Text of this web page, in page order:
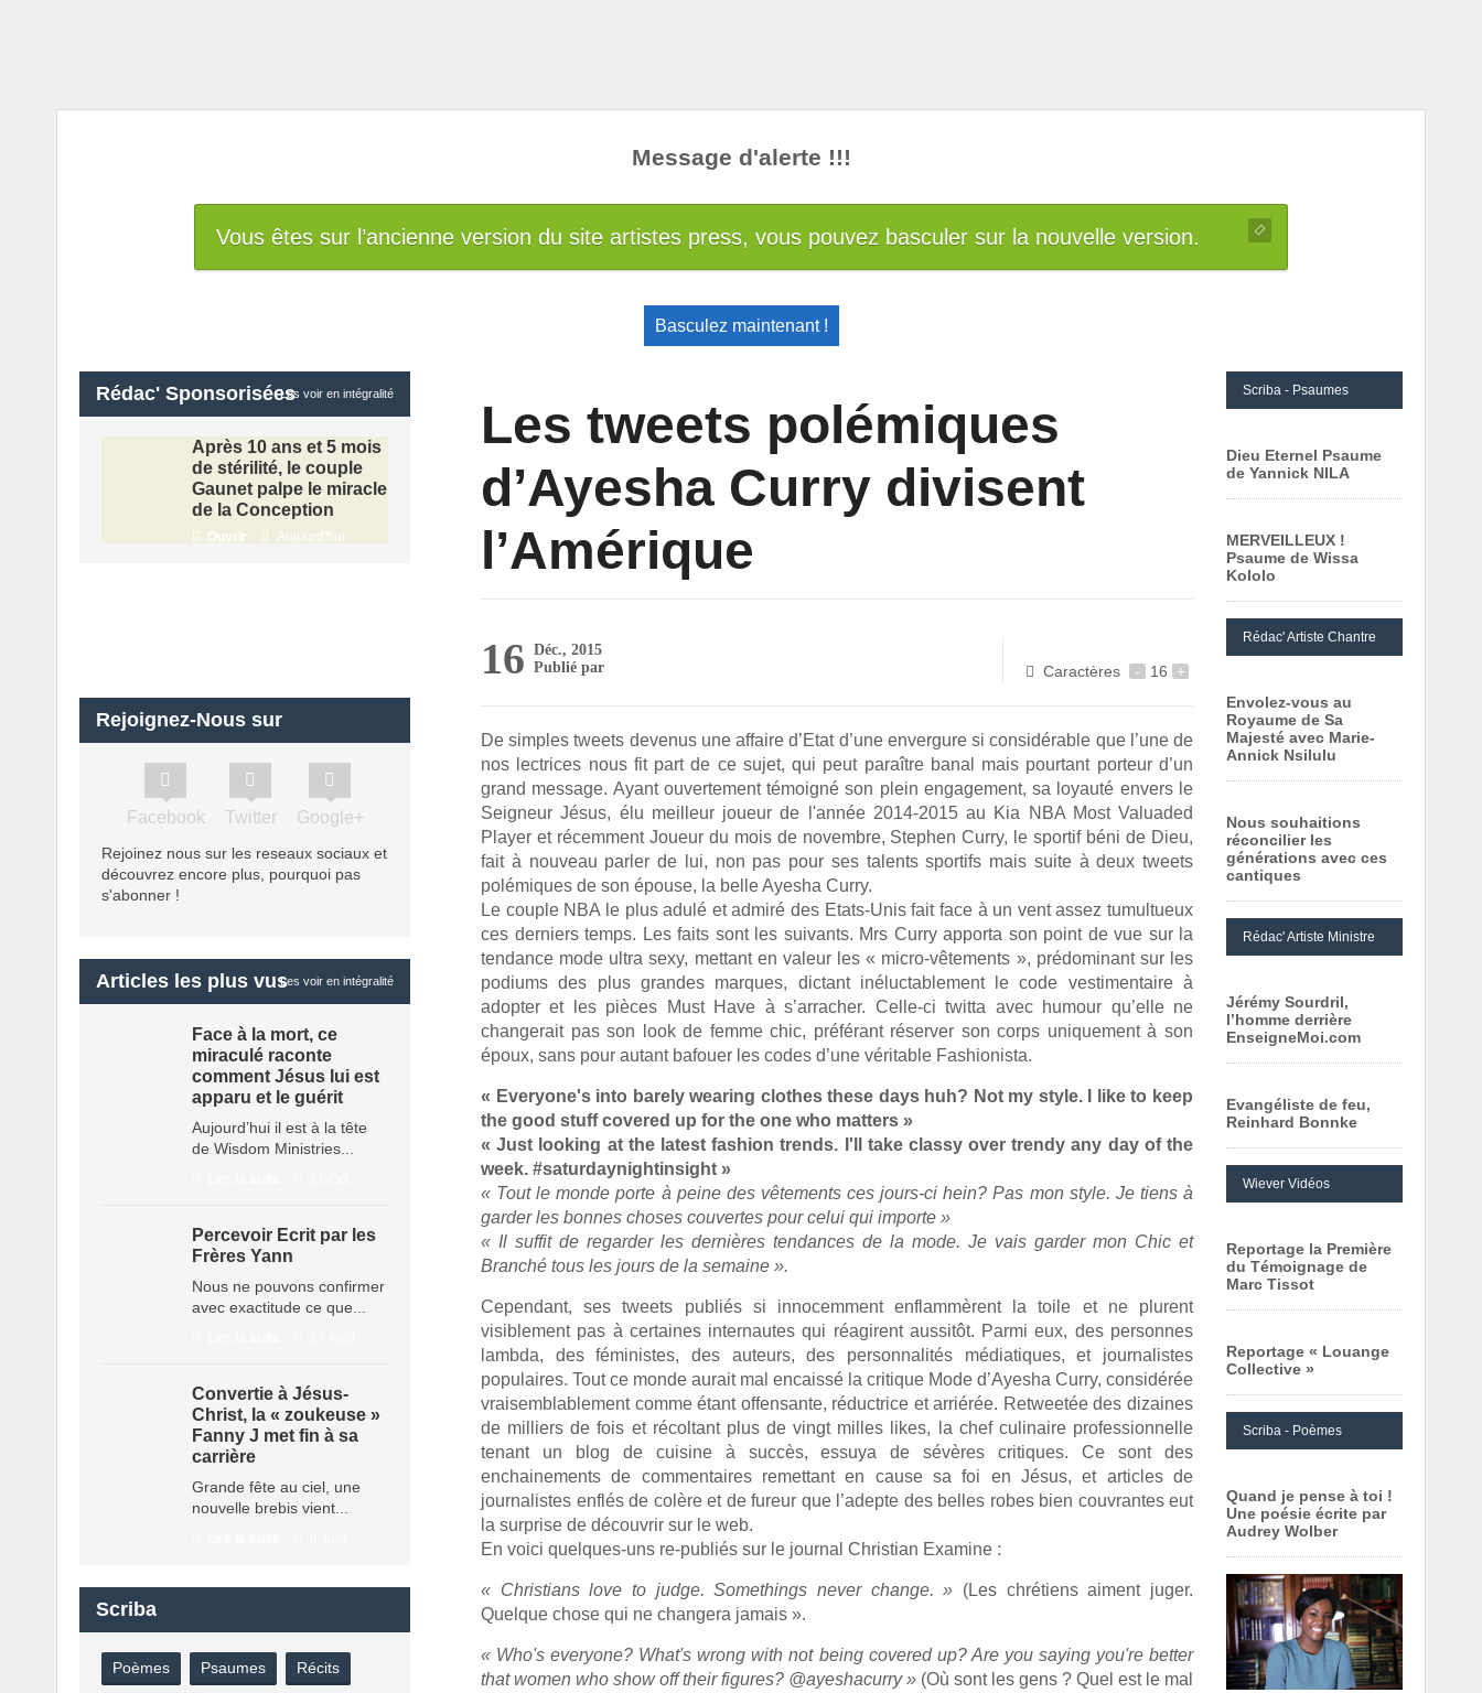
Message d'alerte !!!
Vous êtes sur l’ancienne version du site artistes press, vous pouvez basculer sur la nouvelle version.
Basculez maintenant !
Rédac' SponsoriséesLes voir en intégralité
Après 10 ans et 5 mois
de stérilité, le couple
Gaunet palpe le miracle
de la Conception
Ouvrir Aujourd'hui
Rejoignez-Nous sur
Facebook Twitter Google+
Rejoinez nous sur les reseaux sociaux et
découvrez encore plus, pourquoi pas
s'abonner !
Articles les plus vusLes voir en intégralité
Face à la mort, ce
miraculé raconte
comment Jésus lui est
apparu et le guérit
Aujourd’hui il est à la tête
de Wisdom Ministries...
Percevoir Ecrit par les
Frères Yann
Nous ne pouvons confirmer
avec exactitude ce que...
Convertie à Jésus-
Christ, la « zoukeuse »
Fanny J met fin à sa
carrière
Grande fête au ciel, une
nouvelle brebis vient...
Scriba
Poèmes Psaumes Récits
Les tweets polémiques
d’Ayesha Curry divisent
l’Amérique
16 Déc., 2015
Publié par
Caractères
- 16 +
De simples tweets devenus une affaire d’Etat d’une envergure si considérable que l’une de
nos lectrices nous fit part de ce sujet, qui peut paraître banal mais pourtant porteur d’un
grand message. Ayant ouvertement témoigné son plein engagement, sa loyauté envers le
Seigneur Jésus, élu meilleur joueur de l'année 2014-2015 au Kia NBA Most Valuaded
Player et récemment Joueur du mois de novembre, Stephen Curry, le sportif béni de Dieu,
fait à nouveau parler de lui, non pas pour ses talents sportifs mais suite à deux tweets
polémiques de son épouse, la belle Ayesha Curry.
Le couple NBA le plus adulé et admiré des Etats-Unis fait face à un vent assez tumultueux
ces derniers temps. Les faits sont les suivants. Mrs Curry apporta son point de vue sur la
tendance mode ultra sexy, mettant en valeur les « micro-vêtements », prédominant sur les
podiums des plus grandes marques, dictant inéluctablement le code vestimentaire à
adopter et les pièces Must Have à s’arracher. Celle-ci twitta avec humour qu’elle ne
changerait pas son look de femme chic, préférant réserver son corps uniquement à son
époux, sans pour autant bafouer les codes d’une véritable Fashionista.
« Everyone's into barely wearing clothes these days huh? Not my style. I like to keep
the good stuff covered up for the one who matters »
« Just looking at the latest fashion trends. I'll take classy over trendy any day of the
week. #saturdaynightinsight »
« Tout le monde porte à peine des vêtements ces jours-ci hein? Pas mon style. Je tiens à
garder les bonnes choses couvertes pour celui qui importe »
« Il suffit de regarder les dernières tendances de la mode. Je vais garder mon Chic et
Branché tous les jours de la semaine ».
Cependant, ses tweets publiés si innocemment enflammèrent la toile et ne plurent
visiblement pas à certaines internautes qui réagirent aussitôt. Parmi eux, des personnes
lambda, des féministes, des auteurs, des personnalités médiatiques, et journalistes
populaires. Tout ce monde aurait mal encaissé la critique Mode d’Ayesha Curry, considérée
vraisemblablement comme étant offensante, réductrice et arriérée. Retweetée des dizaines
de milliers de fois et récoltant plus de vingt milles likes, la chef culinaire professionnelle
tenant un blog de cuisine à succès, essuya de sévères critiques. Ce sont des
enchainements de commentaires remettant en cause sa foi en Jésus, et articles de
journalistes enflés de colère et de fureur que l’adepte des belles robes bien couvrantes eut
la surprise de découvrir sur le web.
En voici quelques-uns re-publiés sur le journal Christian Examine :
« Christians love to judge. Somethings never change. » (Les chrétiens aiment juger.
Quelque chose qui ne changera jamais ».
« Who's everyone? What's wrong with not being covered up? Are you saying you're better
that women who show off their figures? @ayeshacurry » (Où sont les gens ? Quel est le mal
Scriba - Psaumes
Dieu Eternel Psaume
de Yannick NILA
MERVEILLEUX !
Psaume de Wissa
Kololo
Rédac' Artiste Chantre
Envolez-vous au
Royaume de Sa
Majesté avec Marie-
Annick Nsilulu
Nous souhaitions
réconcilier les
générations avec ces
cantiques
Rédac' Artiste Ministre
Jérémy Sourdril,
l’homme derrière
EnseigneMoi.com
Evangéliste de feu,
Reinhard Bonnke
Wiever Vidéos
Reportage la Première
du Témoignage de
Marc Tissot
Reportage « Louange
Collective »
Scriba - Poèmes
Quand je pense à toi !
Une poésie écrite par
Audrey Wolber